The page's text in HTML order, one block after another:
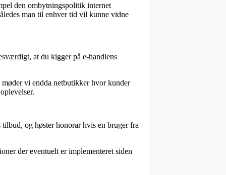
den ombytningspolitik internet
man til enhver tid vil kunne vidne
at du kigger på e-handlens
vi endda netbutikker hvor kunder
og høster honorar hvis en bruger fra
der eventuelt er implementeret siden